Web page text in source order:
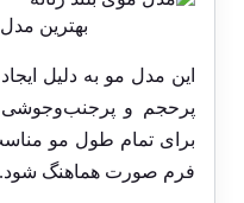
بهترین
این مدل مو به دلیل
پرحجم و پرجنب‌وجوشی
برای تمام طول مو
فرم صورت هماهنگ شود.